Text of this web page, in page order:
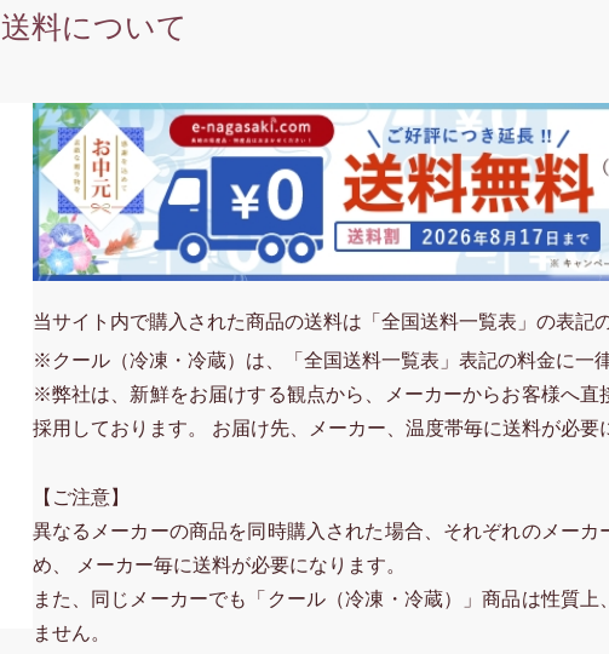
送料について
当サイト内で購入された商品の送料は「全国送料一覧表」の表記
※クール（冷凍・冷蔵）は、「全国送料一覧表」表記の料金に一
※弊社は、新鮮をお届けする観点から、メーカーからお客様へ直
採用しております。 お届け先、メーカー、温度帯毎に送料が必要
【ご注意】
異なるメーカーの商品を同時購入された場合、それぞれのメーカ
め、 メーカー毎に送料が必要になります。
また、同じメーカーでも「クール（冷凍・冷蔵）」商品は性質
ません。